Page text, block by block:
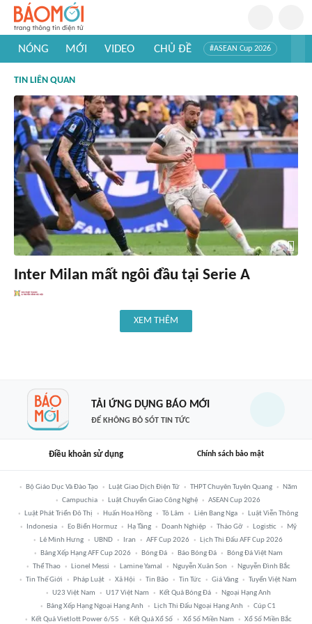
NÓNG MỚI VIDEO CHỦ ĐỀ #ASEAN Cup 2026
#Khám phá thế giới
TIN LIÊN QUAN
Inter Milan mất ngôi đầu tại Serie A
XEM THÊM
TẢI ỨNG DỤNG BÁO MỚI
ĐỂ KHÔNG BỎ SÓT TIN TỨC
Điều khoản sử dụng Chính sách bảo mật
Bộ Giáo Dục Và Đào Tạo Luật Giao Dịch Điện Tử THPT Chuyên Tuyên Quang
Năm
Campuchia
Luật Chuyển Giao Công Nghệ
ASEAN Cup 2026
Luật Phát Triển Đô Thị
Huấn Hoa Hồng Tô Lâm Liên Bang Nga
Luật Viễn Thông
Indonesia
Eo Biển Hormuz Hạ Tầng Doanh Nghiệp Tháo Gỡ Logistic
Mỹ
Lê Minh Hưng
UBND Iran AFF Cup 2026
Lịch Thi Đấu AFF Cup 2026
Bảng Xếp Hạng AFF Cup 2026
Bóng Đá Báo Bóng Đá
Bóng Đá Việt Nam
Thể Thao
Lionel Messi Lamine Yamal Nguyễn Xuân Son
Nguyễn Đình Bắc
Tin Thế Giới
Pháp Luật Xã Hội Tin Bão Tin Tức Giá Vàng
Tuyển Việt Nam
U23 Việt Nam
U17 Việt Nam Kết Quả Bóng Đá
Ngoại Hạng Anh
Bảng Xếp Hạng Ngoại Hạng Anh
Lịch Thi Đấu Ngoại Hạng Anh
Cúp C1
Kết Quả Vietlott Power 6/55
Kết Quả Xổ Số Xổ Số Miền Nam Xổ Số Miền Bắc